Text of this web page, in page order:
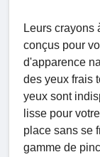
Leurs crayons
conçus pour
d'apparence
des yeux frais
yeux sont
lisse pour
place sans se
gamme de